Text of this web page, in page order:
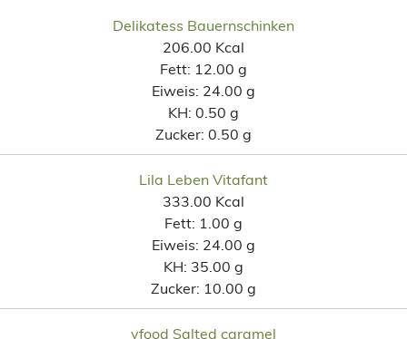
Delikatess Bauernschinken
206.00 Kcal
Fett: 12.00 g
Eiweis: 24.00 g
KH: 0.50 g
Zucker: 0.50 g
Lila Leben Vitafant
333.00 Kcal
Fett: 1.00 g
Eiweis: 24.00 g
KH: 35.00 g
Zucker: 10.00 g
yfood Salted caramel